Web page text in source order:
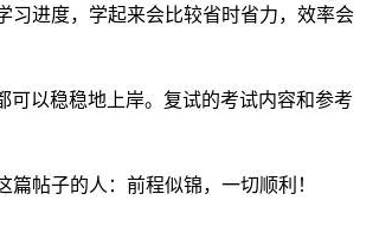
习进度，学起来会比较省时省力，效率会
可以稳稳地上岸。复试的考试内容和参考
帖子的人：前程似锦，一切顺利！